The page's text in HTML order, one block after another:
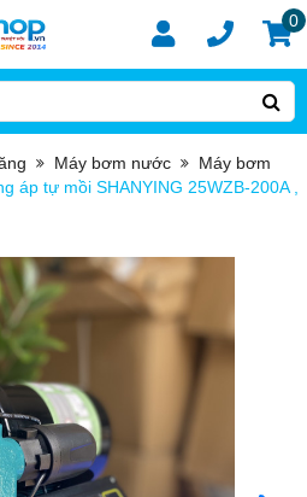
0
Máy bơm nước
Máy bơm
áp tự mồi SHANYING 25WZB-200A ,